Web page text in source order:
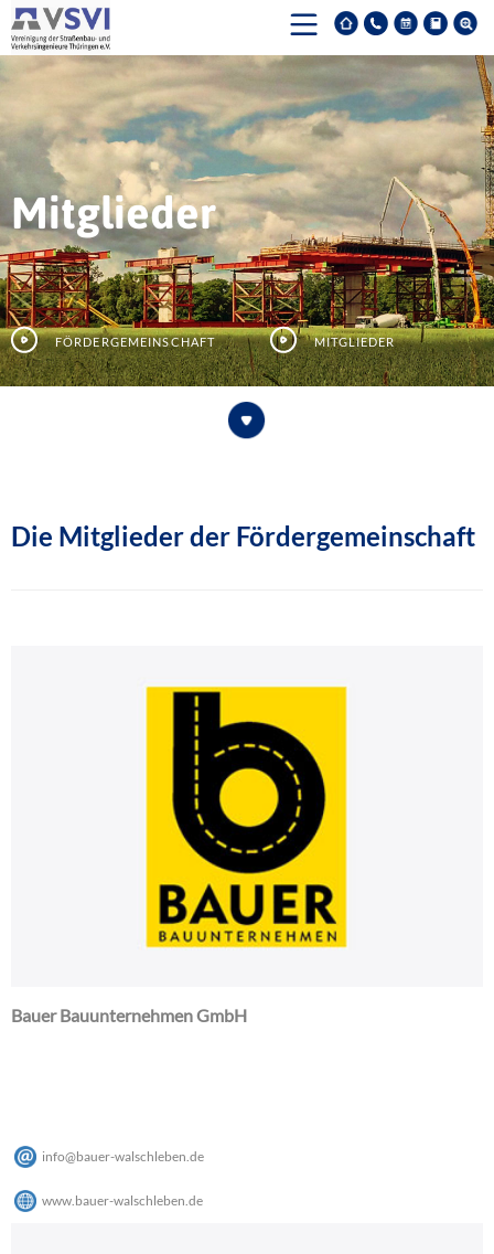
Mitglieder
Fördergemeinschaft Mitglieder
Die Mitglieder der Fördergemeinschaft
Bauer Bauunternehmen GmbH
info@bauer-walschleben.de
www.bauer-walschleben.de